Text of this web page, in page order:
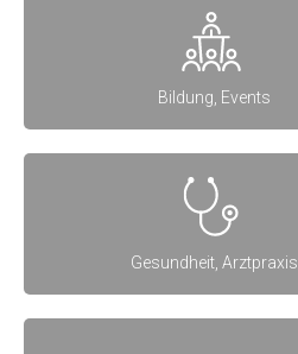
Bildung, Events
Gesundheit, Arztpraxis